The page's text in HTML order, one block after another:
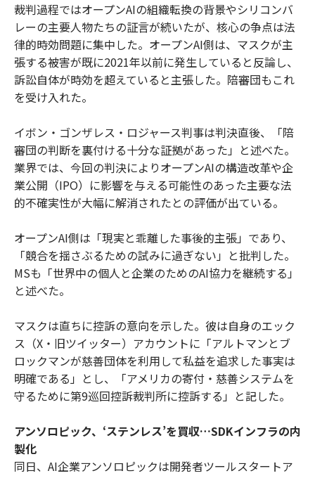
裁判過程ではオープンAIの組織転換の背景やシリコンバ
レーの主要人物たちの証言が続いたが、核心の争点は法
律的時効問題に集中した。オープンAI側は、マスクが主
張する被害が既に2021年以前に発生していると反論し、
訴訟自体が時効を超えていると主張した。陪審団もこれ
を受け入れた。
イボン・ゴンザレス・ロジャース判事は判決直後、「陪
審団の判断を裏付ける十分な証拠があった」と述べた。
業界では、今回の判決によりオープンAIの構造改革や企
業公開（IPO）に影響を与える可能性のあった主要な法
的不確実性が大幅に解消されたとの評価が出ている。
オープンAI側は「現実と乖離した事後的主張」であり、
「競合を揺さぶるための試みに過ぎない」と批判した。
MSも「世界中の個人と企業のためのAI協力を継続する」
と述べた。
マスクは直ちに控訴の意向を示した。彼は自身のエック
ス（X・旧ツイッター）アカウントに「アルトマンとブ
ロックマンが慈善団体を利用して私益を追求した事実は
明確である」とし、「アメリカの寄付・慈善システムを
守るために第9巡回控訴裁判所に控訴する」と記した。
アンソロピック、‘ステンレス’を買収…SDKインフラの内
製化
同日、AI企業アンソロピックは開発者ツールスタートア